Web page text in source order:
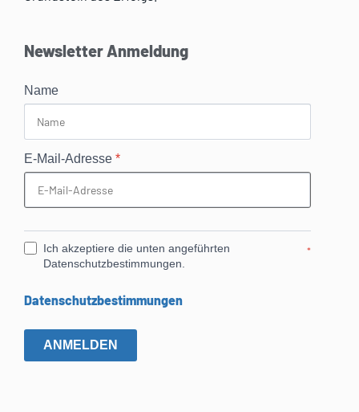
Newsletter Anmeldung
Name
E-Mail-Adresse *
Ich akzeptiere die unten angeführten
Datenschutzbestimmungen.
*
Datenschutzbestimmungen
ANMELDEN